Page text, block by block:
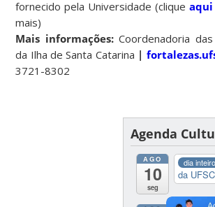
fornecido pela Universidade (clique aqui
mais)
Mais informações:Coordenadoria
da Ilha de Santa Catarina |
3721-8302
Agenda
AGO
10
seg
dia inteiro
da